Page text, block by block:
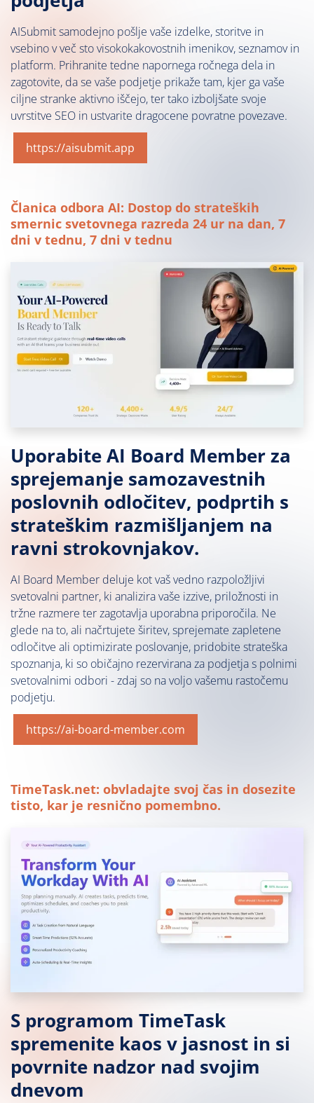
AISubmit samodejno pošlje vaše izdelke, storitve in
vsebino v več sto visokokakovostnih imenikov, seznamov in
platform. Prihranite tedne napornega ročnega dela in
zagotovite, da se vaše podjetje prikaže tam, kjer ga vaše
ciljne stranke aktivno iščejo, ter tako izboljšate svoje
uvrstitve SEO in ustvarite dragocene povratne povezave.
https://aisubmit.app
Članica odbora AI: Dostop do strateških
smernic svetovnega razreda 24 ur na dan, 7
dni v tednu, 7 dni v tednu
Uporabite AI Board Member za
sprejemanje samozavestnih
poslovnih odločitev, podprtih s
strateškim razmišljanjem na
ravni strokovnjakov.
AI Board Member deluje kot vaš vedno razpoložljivi
svetovalni partner, ki analizira vaše izzive, priložnosti in
tržne razmere ter zagotavlja uporabna priporočila. Ne
glede na to, ali načrtujete širitev, sprejemate zapletene
odločitve ali optimizirate poslovanje, pridobite strateška
spoznanja, ki so običajno rezervirana za podjetja s polnimi
svetovalnimi odbori - zdaj so na voljo vašemu rastočemu
podjetju.
https://ai-board-member.com
TimeTask.net: obvladajte svoj čas in dosezite
tisto, kar je resnično pomembno.
S programom TimeTask
spremenite kaos v jasnost in si
povrnite nadzor nad svojim
dnevom